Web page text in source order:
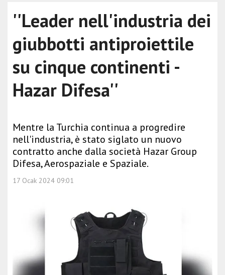
''Leader nell'industria dei
giubbotti antiproiettile
su cinque continenti -
Hazar Difesa''
Mentre la Turchia continua a progredire
nell'industria, è stato siglato un nuovo
contratto anche dalla società Hazar Group
Difesa, Aerospaziale e Spaziale.
17 Ocak 2024 09:01